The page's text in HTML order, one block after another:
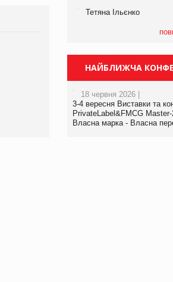
Брагина Людмила
Просування компанії на
www.trademaster.ua.
правила. Особливості.
Тетяна Ільєнко
НАЙБЛИЖЧА
18 червня 2026 |
3-4 вересня Виставки та
PrivateLabel&FMCG Master-
Власна марка - Власна